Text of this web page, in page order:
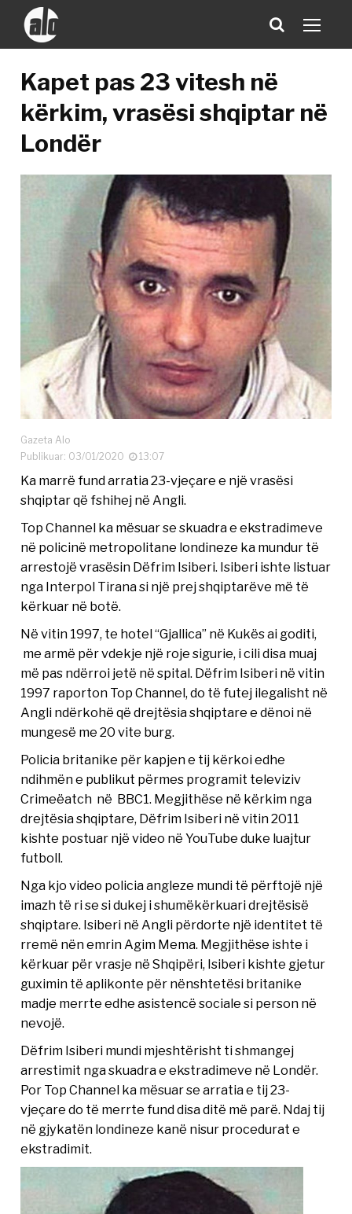
Kapet pas 23 vitesh në
kërkim, vrasësi shqiptar në
Londër
Gazeta Alo
Publikuar: 03/01/2020
13:07
Ka marrë fund arratia 23-vjeçare e një vrasësi
shqiptar që fshihej në Angli.
Top Channel ka mësuar se skuadra e ekstradimeve
në policinë metropolitane londineze ka mundur të
arrestojë vrasësin Dëfrim Isiberi. Isiberi ishte listuar
nga Interpol Tirana si një prej shqiptarëve më të
kërkuar në botë.
Në vitin 1997, te hotel “Gjallica” në Kukës ai goditi,
me armë për vdekje një roje sigurie, i cili disa muaj
më pas ndërroi jetë në spital. Dëfrim Isiberi në vitin
1997 raporton Top Channel, do të futej ilegalisht në
Angli ndërkohë që drejtësia shqiptare e dënoi në
mungesë me 20 vite burg.
Policia britanike për kapjen e tij kërkoi edhe
ndihmën e publikut përmes programit televiziv
Crimeëatch në BBC1. Megjithëse në kërkim nga
drejtësia shqiptare, Dëfrim Isiberi në vitin 2011
kishte postuar një video në YouTube duke luajtur
futboll.
Nga kjo video policia angleze mundi të përftojë një
imazh të ri se si dukej i shumëkërkuari drejtësisë
shqiptare. Isiberi në Angli përdorte një identitet të
rremë nën emrin Agim Mema. Megjithëse ishte i
kërkuar për vrasje në Shqipëri, Isiberi kishte gjetur
guximin të aplikonte për nënshtetësi britanike
madje merrte edhe asistencë sociale si person në
nevojë.
Dëfrim Isiberi mundi mjeshtërisht ti shmangej
arrestimit nga skuadra e ekstradimeve në Londër.
Por Top Channel ka mësuar se arratia e tij 23-
vjeçare do të merrte fund disa ditë më parë. Ndaj tij
në gjykatën londineze kanë nisur procedurat e
ekstradimit.